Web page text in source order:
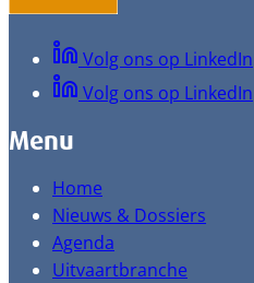
Volg ons op LinkedIn
Volg ons op LinkedIn
Menu
Home
Nieuws & Dossiers
Agenda
Uitvaartbranche